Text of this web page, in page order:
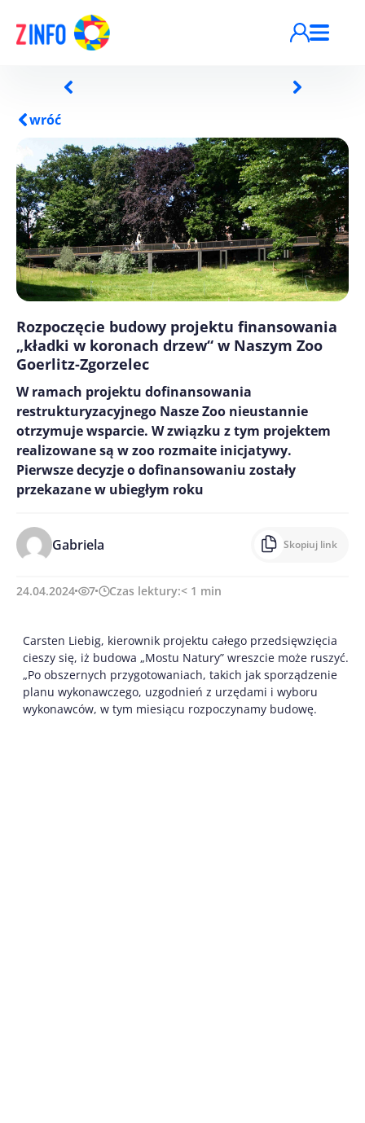
wróć
Rozpoczęcie budowy projektu finansowania
„kładki w koronach drzew“ w Naszym Zoo
Goerlitz-Zgorzelec
W ramach projektu dofinansowania
restrukturyzacyjnego Nasze Zoo nieustannie
otrzymuje wsparcie. W związku z tym projektem
realizowane są w zoo rozmaite inicjatywy.
Pierwsze decyzje o dofinansowaniu zostały
przekazane w ubiegłym roku
Gabriela Skopiuj link
24.04.2024 7 Czas lektury:< 1 min
Carsten Liebig, kierownik projektu całego przedsięwzięcia
cieszy się, iż budowa „Mostu Natury” wreszcie może ruszyć.
„Po obszernych przygotowaniach, takich jak sporządzenie
planu wykonawczego, uzgodnień z urzędami i wyboru
wykonawców, w tym miesiącu rozpoczynamy budowę.